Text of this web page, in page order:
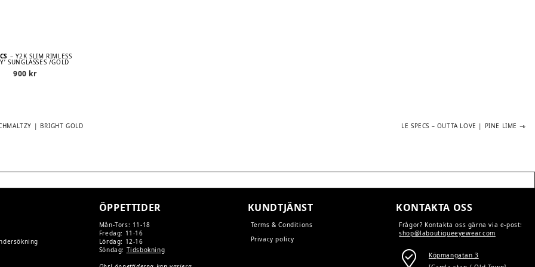
– Y2K SLIM RIMLESS
SUNGLASSES /GOLD
900 kr
| BRIGHT GOLD
Next
LE SPECS – OUTTA LOVE | PINE LIME
KUNDTJÄNST
Terms & Conditions
Privacy policy
ÖPPETTIDER
Mån-Tors: 11-18
Fredag: 11-16
Lördag: 12-16
Söndag: Tidsbokning
KONTAKTA OSS
Frågor? Kontakta oss gärna via e-post:
shop@laboutiqueeyewear.com
Köpmangatan 3